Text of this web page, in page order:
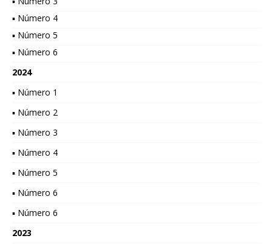
▪ Número 4
▪ Número 5
▪ Número 6
2024
▪ Número 1
▪ Número 2
▪ Número 3
▪ Número 4
▪ Número 5
▪ Número 6
▪ Número 6
2023